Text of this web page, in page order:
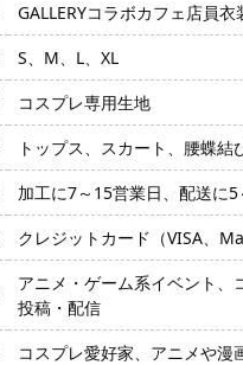
GALLERYコラボカフェ店員衣
S、M、L、XL
コスプレ専用生地
トップス、スカート、腰蝶
加工に7～15営業日、配送に
クレジットカード（VISA、
アニメ・ゲーム系イベント、
投稿・配信
コスプレ愛好家、アニメや漫